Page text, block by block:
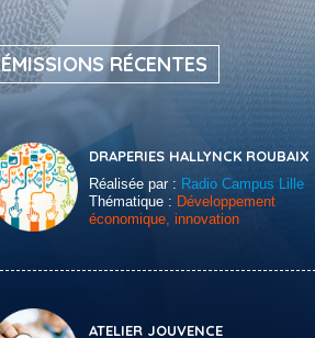
ÉMISSIONS RÉCENTES
DRAPERIES HALLYNCK ROUBAIX
Réalisée par : Radio Campus Lille
Thématique : Développement
économique, innovation
ATELIER JOUVENCE